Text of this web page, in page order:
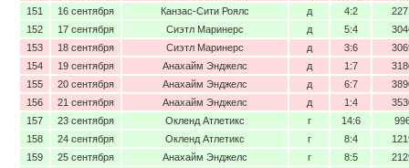
151
16 сентября Канзас-Сити Роялс д 4:2
152
17 сентября Сиэтл Маринерс д 5:4
153
18 сентября Сиэтл Маринерс д 3:6
154
19 сентября Анахайм Энджелс д 1:7
155
20 сентября Анахайм Энджелс д 6:7
156
21 сентября Анахайм Энджелс д 1:4
157
23 сентября Окленд Атлетикс г 14:6
158
24 сентября Окленд Атлетикс г 8:4
159
25 сентября Анахайм Энджелс г 8:5